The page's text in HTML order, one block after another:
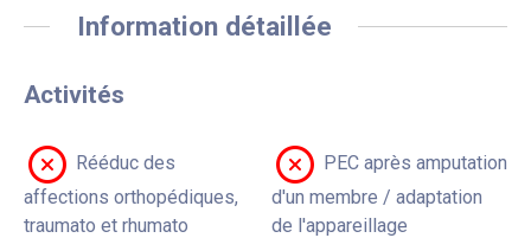
Information détaillée
Activités
Rééduc des
affections orthopédiques,
traumato et rhumato
PEC après amputation
d'un membre / adaptation
de l'appareillage